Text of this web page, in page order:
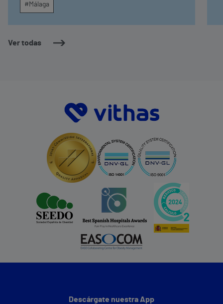
Ver todas
Dr. Emilio Alba y uno de Dermatología por el Dr.
Enrique Herrera.
#Málaga
Descárgate nuestra App